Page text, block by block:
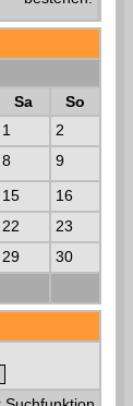
Sa
So
1
2
8
9
15
16
22
23
29
30